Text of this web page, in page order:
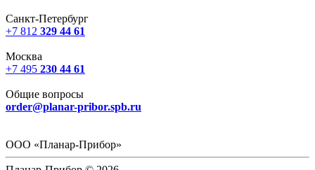
Санкт-Петербург
+7 812 329 44 61
Москва
+7 495 230 44 61
Общие вопросы
order@planar-pribor.spb.ru
ООО «Планар-Прибор»